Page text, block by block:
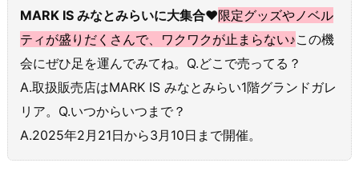
MARK IS みなとみらいに大集合♥限定グッズやノベル
ティが盛りだくさんで、ワクワクが止まらない♪この機
会にぜひ足を運んでみてね。Q.どこで売ってる？
A.取扱販売店はMARK IS みなとみらい1階グランドガレ
リア。Q.いつからいつまで？
A.2025年2月21日から3月10日まで開催。